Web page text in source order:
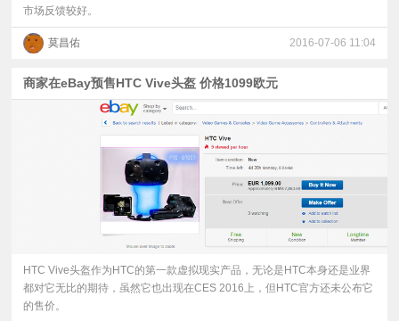
市场反馈较好。
莫昌佑 2016-07-06 11:04
商家在eBay预售HTC Vive头盔 价格1099欧元
HTC Vive头盔作为HTC的第一款虚拟现实产品，无论是HTC本身还是业界
都对它无比的期待，虽然它也出现在CES 2016上，但HTC官方还未公布它
的售价。